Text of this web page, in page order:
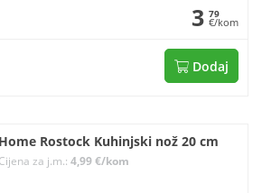
3 79
€/kom
Dodaj
Home Rostock Kuhinjski nož 20 cm
Cijena za j.m.: 4,99 €/kom